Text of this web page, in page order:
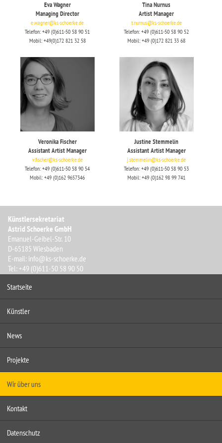
Eva Wagner
Managing Director
e.wagner@ks-schoerke.de
Telefon: +49 (0)611-50 58 90 51
Mobil: +49(0)172 821 32 58
Tina Nurnus
Artist Manager
t.nurnus@ks-schoerke.de
Telefon: +49 (0)611-50 58 90 52
Mobil: +49 (0)172 821 33 68
Veronika Fischer
Assistant Artist Manager
v.fischer@ks-schoerke.de
Telefon: +49 (0)611-50 58 90 54
Mobil: +49 (0)162 9657346
Justine Stemmelin
Assistant Artist Manager
j.stemmelin@ks-schoerke.de
Telefon: +49 (0)611-50 58 90 53
Mobil: +49 (0)162 98 99 741
Künstlersekretariat
Astrid Schoerke GmbH
Emanuel-Geibel-Str. 10
D-65185 Wiesbaden
E-mail: info@ks-schoerke.de
Tel: +49 (0)611-50 58 90 50
Startseite
Künstler
News
Projekte
Wir über uns
Kontakt
Datenschutz